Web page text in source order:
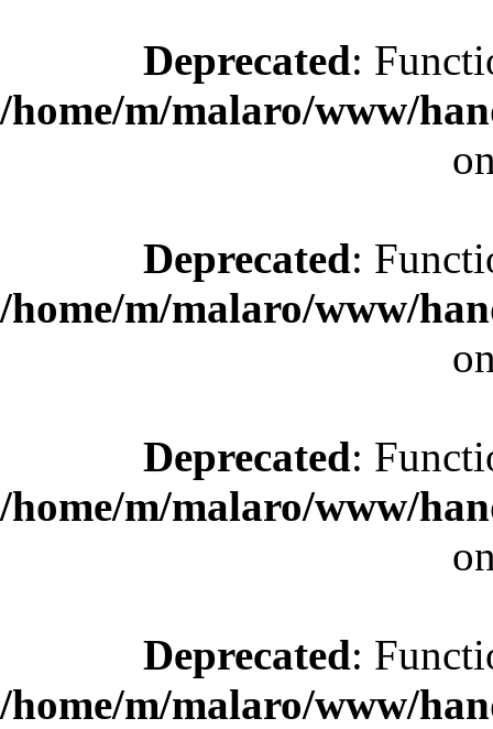
Deprecated:
/home/m/malaro/www/
Deprecated:
/home/m/malaro/www/
Deprecated:
/home/m/malaro/www/
Deprecated:
/home/m/malaro/www/